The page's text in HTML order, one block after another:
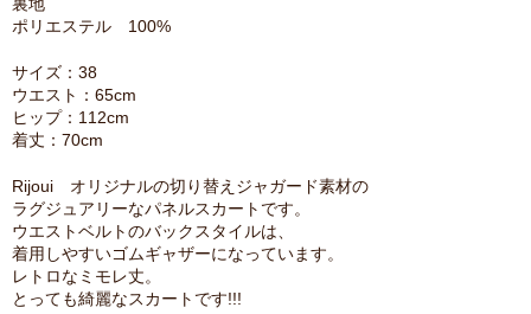
ポリエステル 100%
サイズ：38
ウエスト：65cm
ヒップ：112cm
着丈：70cm
Rijoui オリジナルの切り替えジャガード素材の
ラグジュアリーなパネルスカートです。
ウエストベルトのバックスタイルは、
着用しやすいゴムギャザーになっています。
レトロなミモレ丈。
とっても綺麗なスカートです!!!